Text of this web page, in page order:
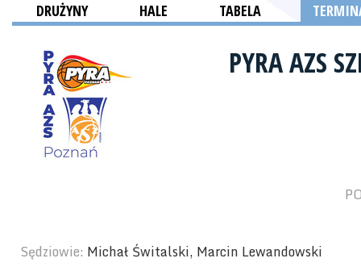
DRUŻYNY HALE TABELA
PYRA AZS
Sędziowie: Michał Świtalski, Marcin Lewandowski